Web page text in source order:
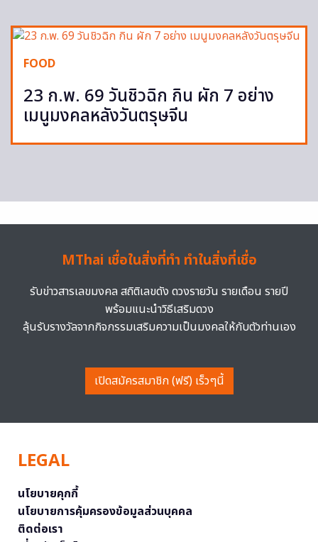
FOOD
23 ก.พ. 69 วันชิวฉิก กิน ผัก 7 อย่าง
เมนูมงคลหลังวันตรุษจีน
MThai เชื่อในสิ่งที่ทำ ทำในสิ่งที่เชื่อ
รับข่าวสารเลขมงคล สถิติเลขดัง ดวงรายวัน รายเดือน รายปี
พร้อมแนะนำวิธีเสริมดวง
ลุ้นรับรางวัลจากกิจกรรมเสริมความเป็นมงคลให้กับตัวท่านเอง
เปิดสมัครสมาชิก (ฟรี) เร็วๆนี้
LEGAL
นโยบายคุกกี้
นโยบายการคุ้มครองข้อมูลส่วนบุคคล
ติดต่อเรา